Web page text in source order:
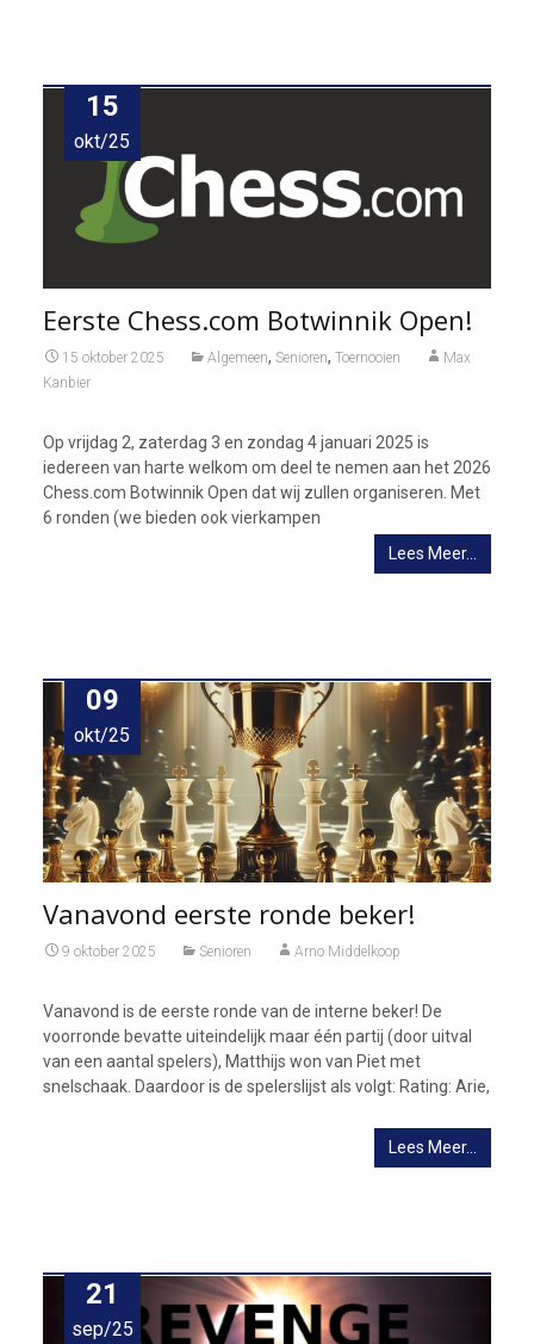
15
okt/25
Eerste Chess.com Botwinnik Open!
15 oktober 2025 Algemeen, Senioren, Toernooien
Max
Kanbier
Op vrijdag 2, zaterdag 3 en zondag 4 januari 2025 is
iedereen van harte welkom om deel te nemen aan het 2026
Chess.com Botwinnik Open dat wij zullen organiseren. Met
6 ronden (we bieden ook vierkampen
Lees Meer…
09
okt/25
Vanavond eerste ronde beker!
9 oktober 2025 Senioren Arno Middelkoop
Vanavond is de eerste ronde van de interne beker! De
voorronde bevatte uiteindelijk maar één partij (door uitval
van een aantal spelers), Matthijs won van Piet met
snelschaak. Daardoor is de spelerslijst als volgt: Rating: Arie,
Lees Meer…
21
sep/25